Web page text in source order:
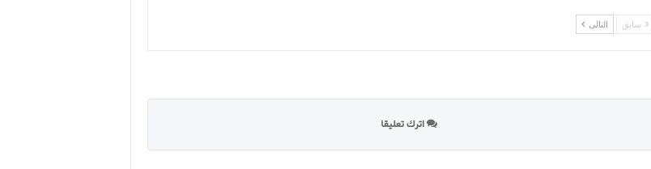
سابق التالى
اترك تعليقا